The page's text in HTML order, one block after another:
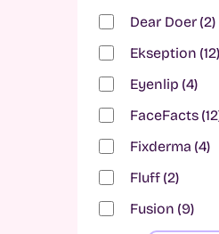
Dear Doer 2
Ekseption 12
Eyenlip 4
FaceFacts 12
Fixderma 4
Fluff 2
Fusion 9